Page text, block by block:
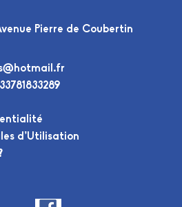
Pierre de Coubertin
d’Utilisation